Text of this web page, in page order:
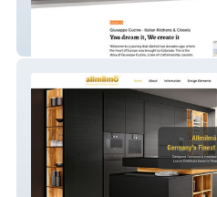
giuseppecucine.com